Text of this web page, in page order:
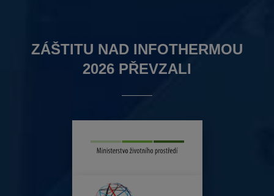
ZÁŠTITU NAD INFOTHERMOU
2026 PŘEVZALI